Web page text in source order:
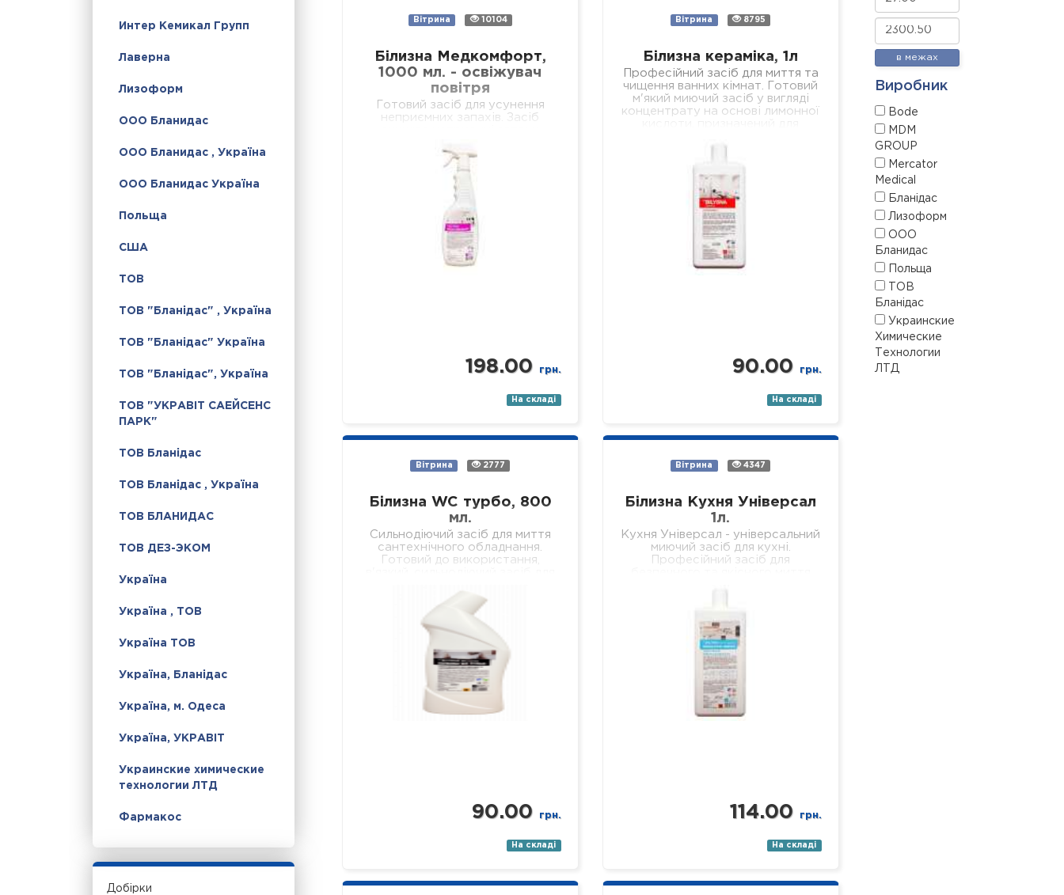
Интер Кемикал Групп
Лаверна
Лизоформ
ООО Бланидас
ООО Бланидас , Україна
ООО Бланидас Україна
Польща
США
ТОВ
ТОВ "Бланідас" , Україна
ТОВ "Бланідас" Україна
ТОВ "Бланідас", Україна
ТОВ "УКРАВІТ САЕЙСЕНС
ПАРК"
ТОВ Бланідас
ТОВ Бланідас , Україна
ТОВ БЛАНИДАС
ТОВ ДЕЗ-ЭКОМ
Україна
Україна , ТОВ
Україна ТОВ
Україна, Бланідас
Україна, м. Одеса
Україна, УКРАВІТ
Украинские химические
технологии ЛТД
Фармакос
Добірки
Вітрина 10104
Білизна Медкомфорт,
1000 мл. - освіжувач
повітря
Готовий засіб для усунення
неприємних запахів. Засіб
відділеннях лікувальних установ
різного профілю, навчальних та
дошкільних закладах, у місцях
громадського харчування…
198.00 грн.
На складі
Вітрина 8795
Білизна кераміка, 1л
Професійний засіб для миття та
чищення ванних кімнат. Готовий
м'який миючий засіб у вигляді
концентрату на основі лимонної
керамічним…
90.00 грн.
На складі
Вітрина 2777
Білизна WC турбо, 800
мл.
Сильнодіючий засіб для миття
сантехнічного обладнання.
Готовий до використання,
видалення сечового каменю,
кальцієвих та вапняних
відкладень з внутрішніх
поверхонь…
90.00 грн.
На складі
Вітрина 4347
Білизна Кухня Універсал
1л.
Кухня Універсал - універсальний
миючий засіб для кухні.
Професійний засіб для
114.00 грн.
На складі
в межах
Виробник
Bode
MDM
GROUP
Mercator
Medical
Бланідас
Лизоформ
ООО
Бланидас
Польща
ТОВ
Бланідас
Украинские
Химические
Технологии
ЛТД